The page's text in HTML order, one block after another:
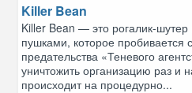
Killer Bean
Killer Bean — это рогалик-
пушками, которое пробивается
предательства «Теневого
уничтожить организацию раз и
происходит на процедурно...